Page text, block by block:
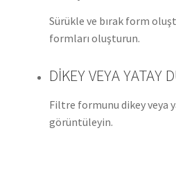
Sürükle ve bırak form
formları oluşturun.
DİKEY VEYA YATAY
Filtre formunu dikey veya
görüntüleyin.